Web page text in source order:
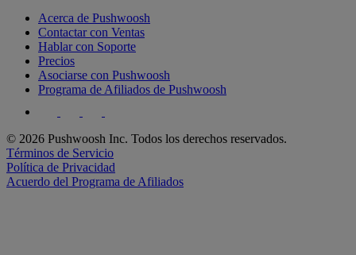
Acerca de Pushwoosh
Contactar con Ventas
Hablar con Soporte
Precios
Asociarse con Pushwoosh
Programa de Afiliados de Pushwoosh
© 2026 Pushwoosh Inc. Todos los derechos reservados.
Términos de Servicio
Política de Privacidad
Acuerdo del Programa de Afiliados